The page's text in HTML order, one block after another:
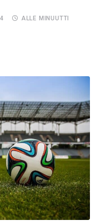
ALLE MINUUTTI